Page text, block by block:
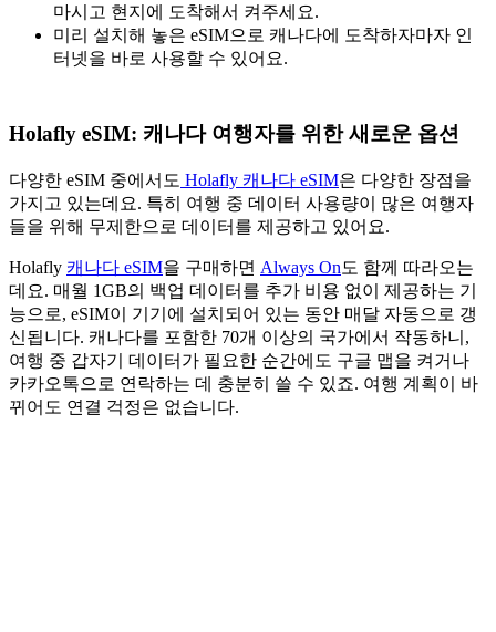
마시고 현지에 도착해서 켜주세요.
미리 설치해 놓은 eSIM으로 캐나다에 도착하자마자 인
터넷을 바로 사용할 수 있어요.
Holafly eSIM: 캐나다 여행자를 위한 새로운 옵션
다양한 eSIM 중에서도 Holafly 캐나다 eSIM은 다양한 장점을
가지고 있는데요. 특히 여행 중 데이터 사용량이 많은 여행자
들을 위해 무제한으로 데이터를 제공하고 있어요.
Holafly 캐나다 eSIM을 구매하면 Always On도 함께 따라오는
데요. 매월 1GB의 백업 데이터를 추가 비용 없이 제공하는 기
능으로, eSIM이 기기에 설치되어 있는 동안 매달 자동으로 갱
신됩니다. 캐나다를 포함한 70개 이상의 국가에서 작동하니,
여행 중 갑자기 데이터가 필요한 순간에도 구글 맵을 켜거나
카카오톡으로 연락하는 데 충분히 쓸 수 있죠. 여행 계획이 바
뀌어도 연결 걱정은 없습니다.